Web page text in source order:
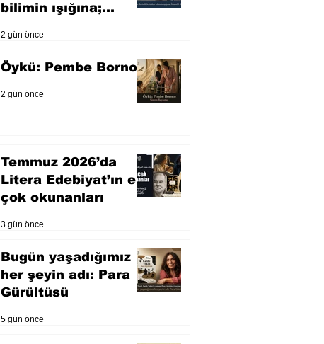
bilimin ışığına;
2 gün önce
Öykü: Pembe Bornoz
2 gün önce
Temmuz 2026’da
Litera Edebiyat’ın en
çok okunanları
3 gün önce
Bugün yaşadığımız
her şeyin adı: Para
Gürültüsü
5 gün önce